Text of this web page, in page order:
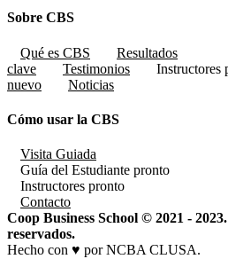
Sobre CBS
Qué es CBS
Resultados
clave
Testimonios Instructores
nuevo
Noticias
Cómo usar la CBS
Visita Guiada
Guía del Estudiante pronto
Instructores pronto
Contacto
Coop Business School © 2021 -
reservados.
Hecho con ♥ por NCBA CLUSA.